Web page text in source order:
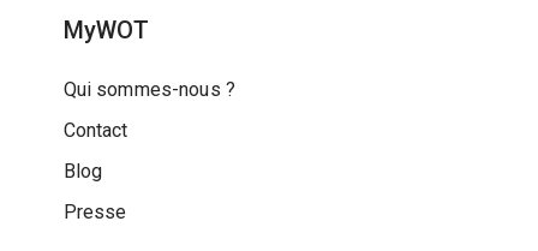
MyWOT
Qui sommes-nous ?
Contact
Blog
Presse